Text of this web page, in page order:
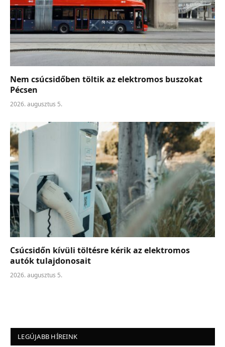
Nem csúcsidőben töltik az elektromos buszokat
Pécsen
2026. augusztus 5.
Csúcsidőn kívüli töltésre kérik az elektromos
autók tulajdonosait
2026. augusztus 5.
LEGÚJABB HÍREINK